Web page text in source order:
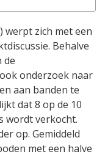
werpt zich met een
Behalve
de
onderzoek naar
aan banden te
dat 8 op de 10
wordt verkocht.
op. Gemiddeld
met een halve